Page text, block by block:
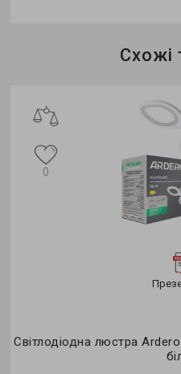
Схожі
Світлодіодна люстра
0